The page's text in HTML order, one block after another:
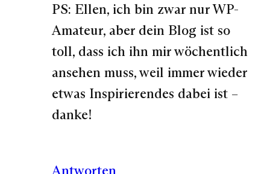
PS: Ellen, ich bin zwar nur WP-
Amateur, aber dein Blog ist so
toll, dass ich ihn mir wöchentlich
ansehen muss, weil immer wieder
etwas Inspirierendes dabei ist –
danke!